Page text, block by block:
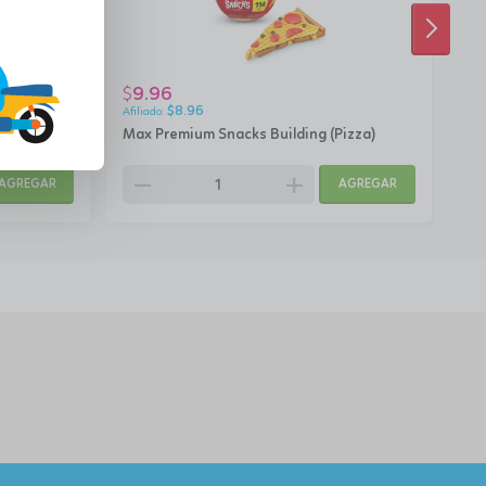
Max Premium Snacks Building (Pizza)
$9.96
$8.96
remove add AGREGAR